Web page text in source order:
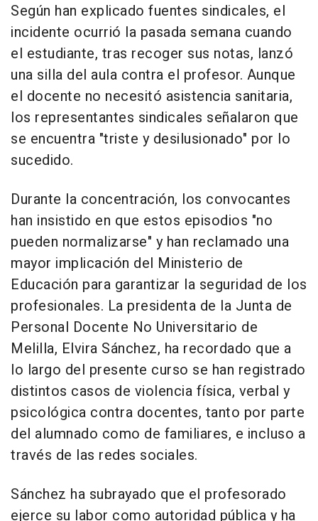
Según han explicado fuentes sindicales, el
incidente ocurrió la pasada semana cuando
el estudiante, tras recoger sus notas, lanzó
una silla del aula contra el profesor. Aunque
el docente no necesitó asistencia sanitaria,
los representantes sindicales señalaron que
se encuentra "triste y desilusionado" por lo
sucedido.
Durante la concentración, los convocantes
han insistido en que estos episodios "no
pueden normalizarse" y han reclamado una
mayor implicación del Ministerio de
Educación para garantizar la seguridad de los
profesionales. La presidenta de la Junta de
Personal Docente No Universitario de
Melilla, Elvira Sánchez, ha recordado que a
lo largo del presente curso se han registrado
distintos casos de violencia física, verbal y
psicológica contra docentes, tanto por parte
del alumnado como de familiares, e incluso a
través de las redes sociales.
Sánchez ha subrayado que el profesorado
ejerce su labor como autoridad pública y ha